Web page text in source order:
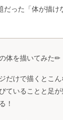
だった「体が描け
体を描いてみた✏
だけで描くとこん
ていることと足
！